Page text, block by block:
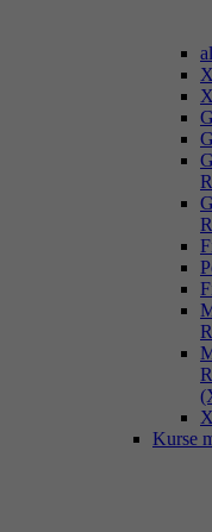
Kurse